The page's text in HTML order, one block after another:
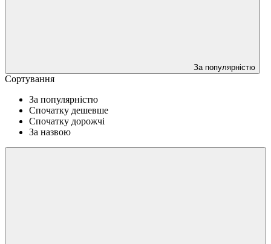
За популярністю
Сортування
За популярністю
Спочатку дешевше
Спочатку дорожчі
За назвою